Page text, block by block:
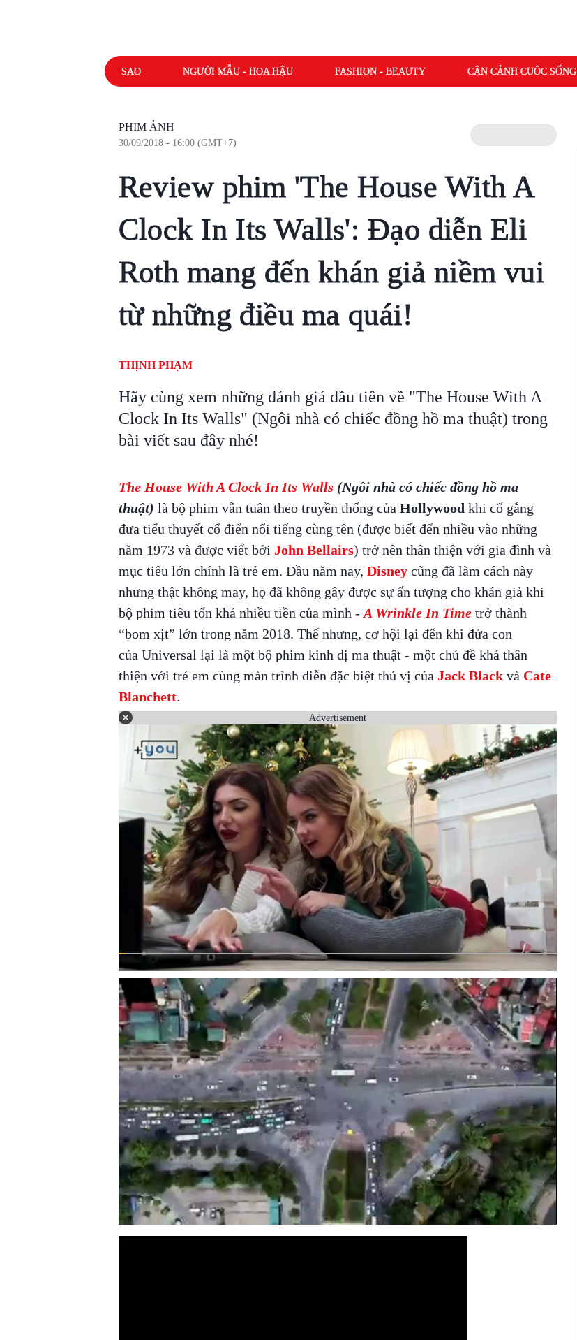
SAO NGƯỜI MẪU - HOA HẬU FASHION - BEAUTY CẬN CẢNH CUỘC SỐNG
PHIM ẢNH
30/09/2018 - 16:00 (GMT+7)
Review phim 'The House With A
Clock In Its Walls': Đạo diễn Eli
Roth mang đến khán giả niềm vui
từ những điều ma quái!
THỊNH PHẠM
Hãy cùng xem những đánh giá đầu tiên về "The House With A
Clock In Its Walls" (Ngôi nhà có chiếc đồng hồ ma thuật) trong
bài viết sau đây nhé!
The House With A Clock In Its Walls (Ngôi nhà có chiếc đồng hồ ma
thuật) là bộ phim vẫn tuân theo truyền thống của Hollywood khi cố gắng
đưa tiểu thuyết cổ điển nổi tiếng cùng tên (được biết đến nhiều vào những
năm 1973 và được viết bởi John Bellairs) trở nên thân thiện với gia đình và
mục tiêu lớn chính là trẻ em. Đầu năm nay, Disney cũng đã làm cách này
nhưng thật không may, họ đã không gây được sự ấn tượng cho khán giả khi
bộ phim tiêu tốn khá nhiều tiền của mình - A Wrinkle In Time trở thành
“bom xịt” lớn trong năm 2018. Thế nhưng, cơ hội lại đến khi đứa con
của Universal lại là một bộ phim kinh dị ma thuật - một chủ đề khá thân
thiện với trẻ em cùng màn trình diễn đặc biệt thú vị của Jack Blackvà Cate
Blanchett.
Advertisement